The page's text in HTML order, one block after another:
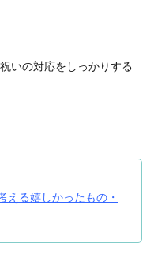
いの対応をしっかりする
える嬉しかったもの・